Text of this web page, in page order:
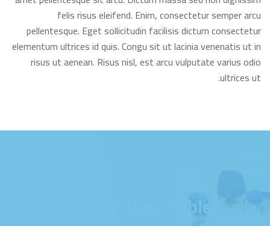
felis risus eleifend. Enim, consectetur semper arcu
pellentesque. Eget sollicitudin facilisis dictum consectetur
elementum ultrices id quis. Congu sit ut lacinia venenatis ut in
risus ut aenean. Risus nisl, est arcu vulputate varius odio
ultrices ut.